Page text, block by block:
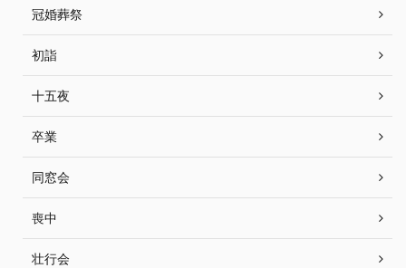
冠婚葬祭
初詣
十五夜
卒業
同窓会
喪中
壮行会